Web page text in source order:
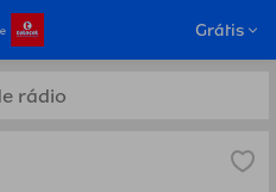
Grátis
Rússia